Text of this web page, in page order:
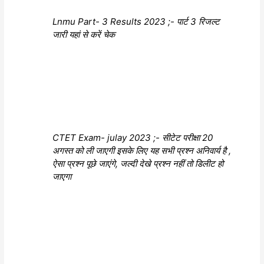
Lnmu Part- 3 Results 2023 ;- पार्ट 3 रिजल्ट
जारी यहां से करें चेक
CTET Exam- julay 2023 ;- सीटेट परीक्षा 20
अगस्त को ली जाएगी इसके लिए यह सभी प्रश्न अनिवार्य है ,
ऐसा प्रश्न पूछे जाएंगे, जल्दी देखे प्रश्न नहीं तो डिलीट हो
जाएगा